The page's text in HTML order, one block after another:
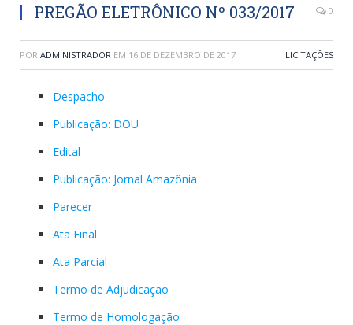
PREGÃO ELETRÔNICO Nº 033/2017 0
POR ADMINISTRADOR EM 16 DE DEZEMBRO DE 2017 LICITAÇÕES
Despacho
Publicação: DOU
Edital
Publicação: Jornal Amazônia
Parecer
Ata Final
Ata Parcial
Termo de Adjudicação
Termo de Homologação